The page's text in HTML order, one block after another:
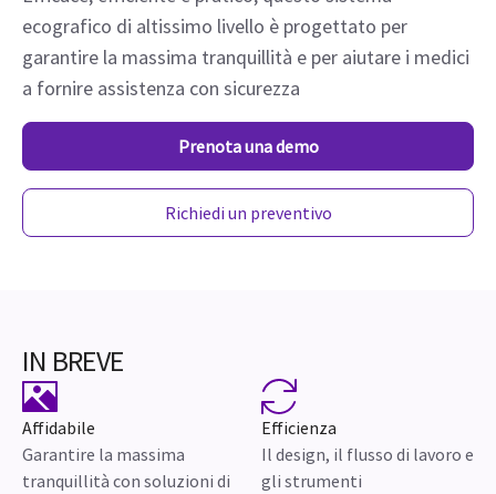
ecografico di altissimo livello è progettato per
garantire la massima tranquillità e per aiutare i medici
a fornire assistenza con sicurezza
Prenota una demo
Richiedi un preventivo
IN BREVE
Affidabile
Garantire la massima
tranquillità con soluzioni di
Efficienza
Il design, il flusso di lavoro e
gli strumenti